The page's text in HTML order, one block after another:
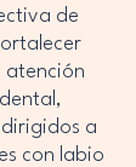
de
atención
a
con labio